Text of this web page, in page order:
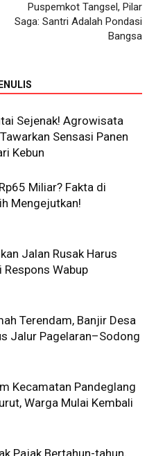
Puspemkot Tangsel, Pilar
Saga: Santri Adalah Pondasi
Bangsa
Sejenak! Agrowisata
Sensasi Panen
Kebun
Miliar? Fakta di
Mengejutkan!
Jalan Rusak Harus
Respons Wabup
Terendam, Banjir Desa
Jalur Pagelaran–Sodong
Kecamatan Pandeglang
Warga Mulai Kembali